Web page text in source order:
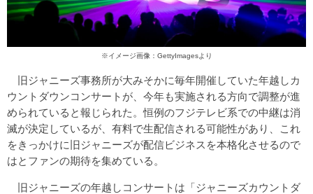
※イメージ画像：GettyImagesより
旧ジャニーズ事務所が大みそかに毎年開催していた年越しカ
ウントダウンコンサートが、今年も実施される方向で調整が進
められていると報じられた。恒例のフジテレビ系での中継は消
滅が決定しているが、有料で生配信される可能性があり、これ
をきっかけに旧ジャニーズが配信ビジネスを本格化させるので
はとファンの期待を集めている。
旧ジャニーズの年越しコンサートは「ジャニーズカウントダ